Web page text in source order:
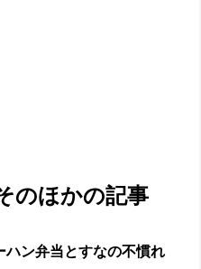
のほかの記事
ハン弁当とすなの不慣れ